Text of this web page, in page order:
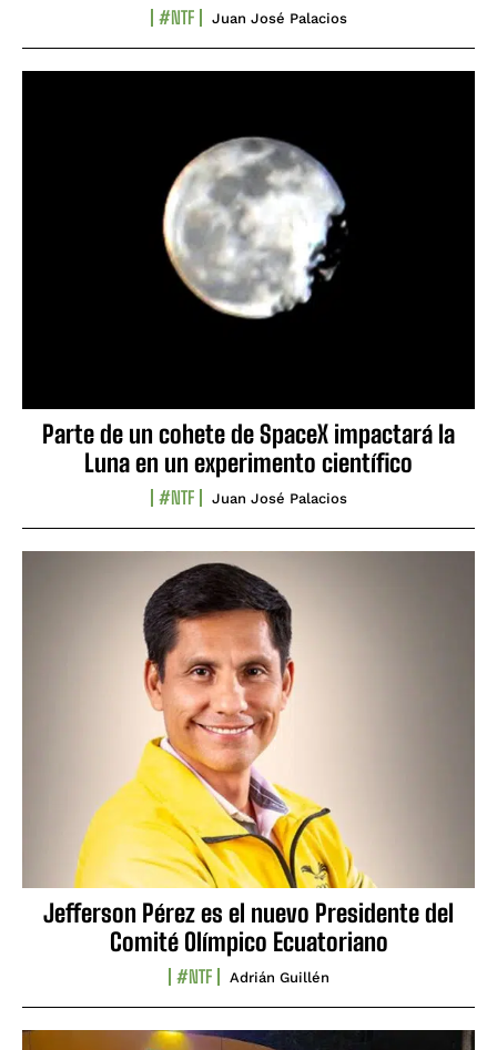
#NTF Juan José Palacios
Parte de un cohete de SpaceX impactará la
Luna en un experimento científico
#NTF Juan José Palacios
Jefferson Pérez es el nuevo Presidente del
Comité Olímpico Ecuatoriano
#NTF Adrián Guillén